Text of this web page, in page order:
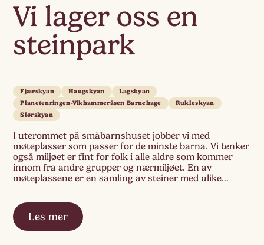
Vi lager oss en
steinpark
Fjærskyan Haugskyan
Lagskyan
Planetenringen-Vikhammeråsen Barnehage
Rukleskyan
Slørskyan
I uterommet på småbarnshuset jobber vi med
møteplasser som passer for de minste barna. Vi tenker
også miljøet er fint for folk i alle aldre som kommer
innom fra andre grupper og nærmiljøet. En av
møteplassene er en samling av steiner med ulike
Les mer